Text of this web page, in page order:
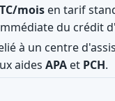
mois en tarif
du crédit
à un centre
aides APA et PCH.